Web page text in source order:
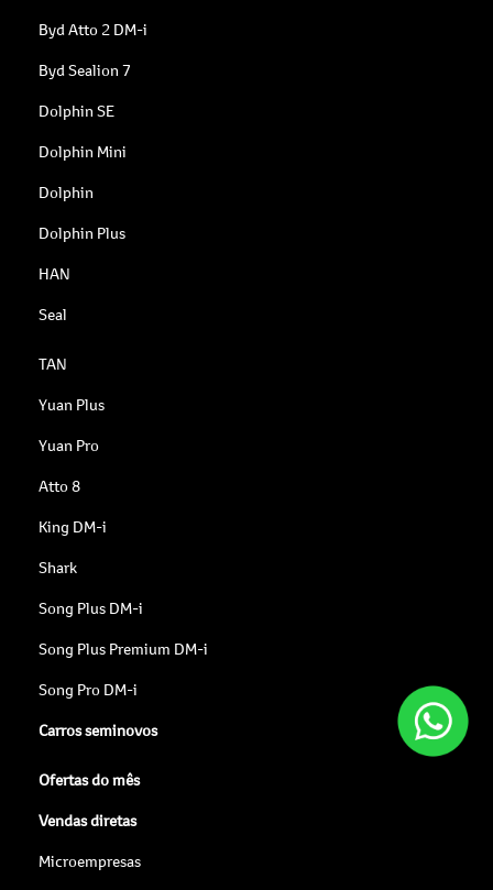
Byd Atto 2 DM-i
Byd Sealion 7
Dolphin SE
Dolphin Mini
Dolphin
Dolphin Plus
HAN
Seal
TAN
Yuan Plus
Yuan Pro
Atto 8
King DM-i
Shark
Song Plus DM-i
Song Plus Premium DM-i
Song Pro DM-i
Carros seminovos
Ofertas do mês
Vendas diretas
Microempresas